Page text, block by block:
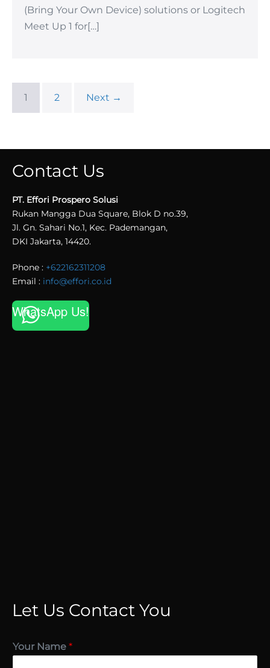
(Bring Your Own Device) solutions or Logitech
Meet Up 1 for[…]
1 2 Next →
Contact Us
PT. Effori Prospero Solusi
Rukan Mangga Dua Square, Blok D no.39,
Jl. Gn. Sahari No.1, Kec. Pademangan,
DKI Jakarta, 14420.
Phone : +622162311208
Email : info@effori.co.id
WhatsApp Us!
Let Us Contact You
Your Name *